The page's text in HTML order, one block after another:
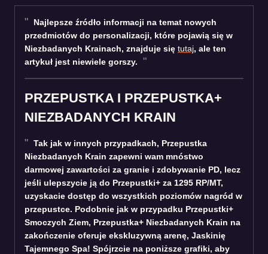
Najlepsze źródło informacji na temat nowych
przedmiotów do personalizacji, które pojawią się w
Niezbadanych Krainach, znajduje się tutaj, ale ten
artykuł jest niewiele gorszy.
PRZEPUSTKA I PRZEPUSTKA+
NIEZBADANYCH KRAIN
Tak jak w innych przypadkach, Przepustka
Niezbadanych Krain zapewni wam mnóstwo
darmowej zawartości za granie i zdobywanie PD, lecz
jeśli ulepszycie ją do Przepustki+ za 1295 RP/MT,
uzyskacie dostęp do wszystkich poziomów nagród w
przepustce. Podobnie jak w przypadku Przepustki+
Smoczych Ziem, Przepustka+ Niezbadanych Krain na
zakończenie oferuje ekskluzywną arenę, Jaskinię
Tajemnego Spa! Spójrzcie na poniższe grafiki, aby